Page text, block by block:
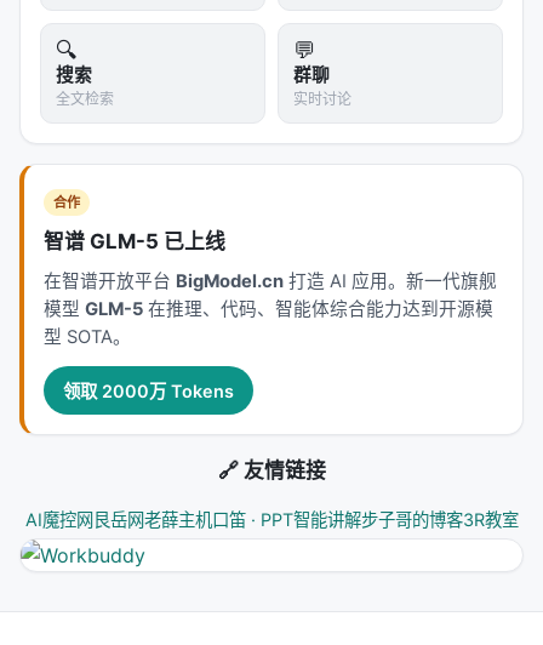
消融：验证各模块（检索步数、重排深度、训练数
据规模）对最终质量的贡献。
具体数值结果需以原文表格为准；本报告基于摘要与
公开元数据归纳实验设计逻辑，建议在引用定量结论
时核对 PDF 原文。
主要结论与洞察
对 Search / Rec / Personalization 领域的启示： 1.
架构 ：级联检索+重排+生成仍为主流，但 agentic 范
式正将“检索次数与策略”本身作为可学习对象； 2.数
据：高质量指令数据与点击/会话日志同样关键，合成
数据需防知识泄漏与分布偏移； 3.
在线满意度差距拉大，LLM-as-judge 需与人工评估交
是工业落地的硬约束，不可仅优化学术基准。
研究空白与未来方向
作者普遍指出：统一_benchmark_不足、私有数据不
🔍
搜索
全文检索
💬
群聊
实时讨论
合作
智谱 GLM-5 已上线
在智谱开放平台 BigModel.cn 打造 AI 应用。新一代旗舰
模型 GLM-5 在推理、代码、智能体综合能力达到开源模
型 SOTA。
领取 2000万 Tokens
🔗 友情链接
AI魔控网 艮岳网老薛主机口笛 · PPT智能讲解步子哥的博客3R教室